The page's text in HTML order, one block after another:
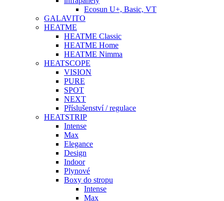
Ecosun U+, Basic, VT
GALAVITO
HEATME
HEATME Classic
HEATME Home
HEATME Nimma
HEATSCOPE
VISION
PURE
SPOT
NEXT
Příslušenství / regulace
HEATSTRIP
Intense
Max
Elegance
Design
Indoor
Plynové
Boxy do stropu
Intense
Max